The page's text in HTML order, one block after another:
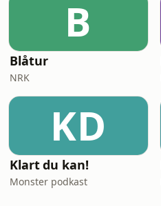
B
Blåtur
NRK
KD
Klart du kan!
Monster podkast